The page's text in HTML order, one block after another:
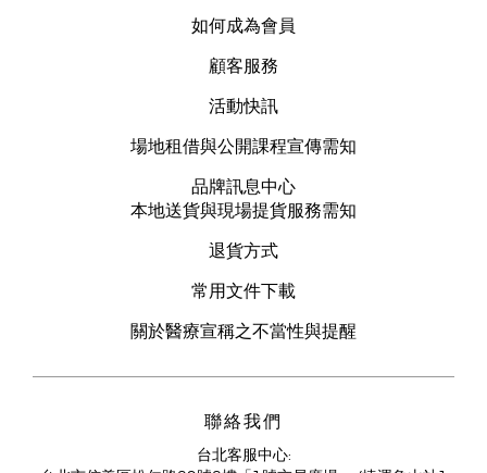
如何成為會員
顧客服務
活動快訊
場地租借與公開課程宣傳需知
品牌訊息中心
本地送貨與現場提貨服務需知
退貨方式
常用文件下載
關於醫療宣稱之不當性與提醒
聯絡我們
台北客服中心: